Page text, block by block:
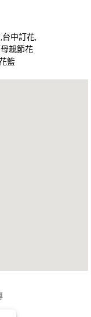
中訂花,
親節花
籃